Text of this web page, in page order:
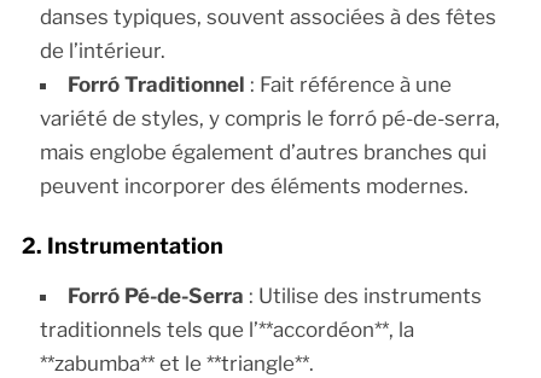
danses typiques, souvent associées à des fêtes
de l’intérieur.
Forró Traditionnel : Fait référence à une
variété de styles, y compris le forró pé-de-serra,
mais englobe également d’autres branches qui
peuvent incorporer des éléments modernes.
2. Instrumentation
Forró Pé-de-Serra : Utilise des instruments
traditionnels tels que l’**accordéon**, la
**zabumba** et le **triangle**.